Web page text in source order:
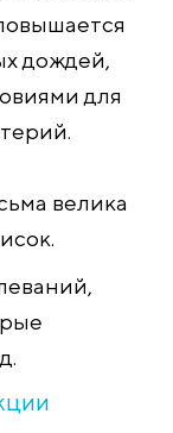
дождей,
для
велика